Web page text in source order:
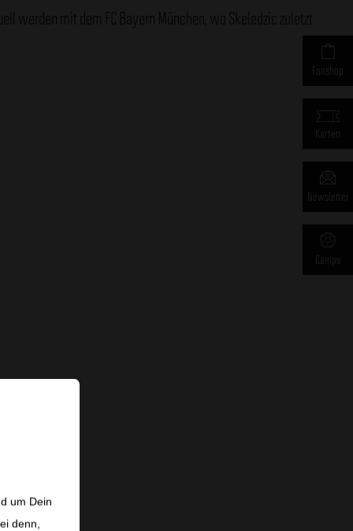
werden mit dem FC Bayern München, wo Skeledzic zuletzt
Karten
Newsletter
um Dein
denn,